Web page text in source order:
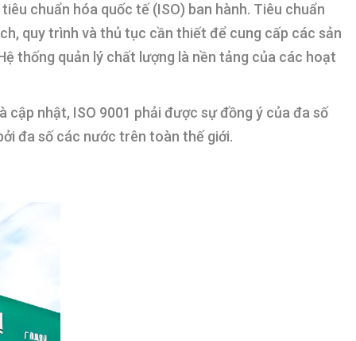
chuẩn hóa quốc tế (ISO) ban hành. Tiêu chuẩn
quy trình và thủ tục cần thiết để cung cấp các sản
thống quản lý chất lượng là nền tảng của các hoạt
nhật, ISO 9001 phải được sự đồng ý của đa số
đa số các nước trên toàn thế giới.